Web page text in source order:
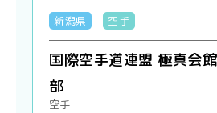
新潟県 空手
国際空手道連盟 極真会
部
空手